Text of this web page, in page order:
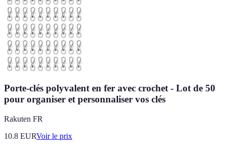
Porte-clés polyvalent en fer avec crochet - Lot de 50
pour organiser et personnaliser vos clés
Rakuten FR
10.8 EURVoir le prix